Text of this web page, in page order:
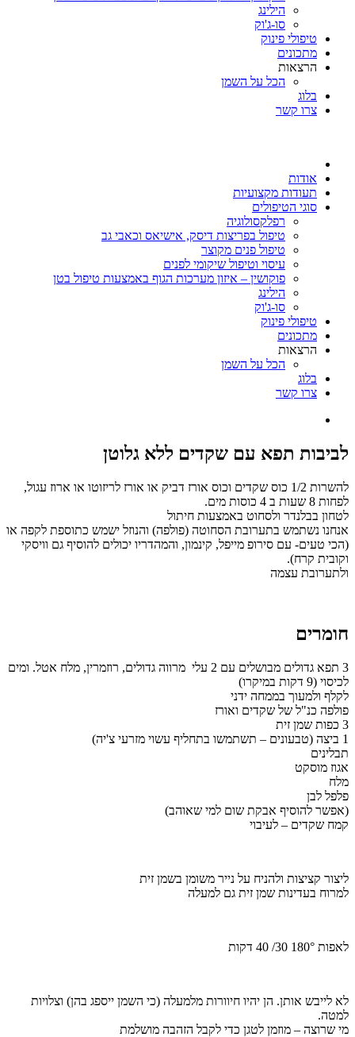
הילינג
סו-ג'וק
טיפולי פינוק
מתכונים
הרצאות
הכל על השמן
בלוג
צרו קשר
אודות
תעודות מקצועיות
סוגי הטיפולים
רפלקסולוגיה
טיפול בפריצות דיסק, אישיאס וכאבי גב
טיפול פנים מקוצר
עיסוי וטיפול שיקומי לפנים
פוקושין – איזון מערכות הגוף באמצעות טיפול בטן
הילינג
סו-ג'וק
טיפולי פינוק
מתכונים
הרצאות
הכל על השמן
בלוג
צרו קשר
לביבות תפא עם שקדים ללא גלוטן
להשרות 1/2 כוס שקדים וכוס אורז דביק או אורז לריזוטו או ארוז עגול,
לפחות 8 שעות ב 4 כוסות מים.
לטחון בבלנדר ולסחוט באמצעות חיתול
אנחנו נשתמש בתערובת הסחוטה (פולפה) והנוזל ישמש כתוספת לקפה או
(הכי טעים- עם סירופ מייפל, קינמון, והמהדריו יכולים להוסיף גם וויסקי
וקובית קרח).
ולתערובת עצמה
חומרים
3 תפא גדולים מבושלים עם 2 עלי מרווה גדולים, רוזמרין, מלח אטל. ומים
לכיסוי (9 דקות במיקרו)
לקלף ולמעוך בממחה ידני
פולפה כנ"ל של שקדים ואורז
3 כפות שמן זית
1 ביצה (טבעונים – תשתמשו בתחליף עשוי מזרעי צ'יה)
תבלינים
אגוז מוסקט
מלח
פלפל לבן
(אפשר להוסיף אבקת שום למי שאוהב)
קמח שקדים – לעיבוי
ליצור קציצות ולהניח על נייר משומן בשמן זית
למרוח בעדינות שמן זית גם למעלה
לאפות 180° 30/ 40 דקות
לא לייבש אותן. הן יהיו חיוורות מלמעלה (כי השמן ייספג בהן) וצלויות
למטה.
מי שרוצה – מוזמן לטגן כדי לקבל הזהבה מושלמת